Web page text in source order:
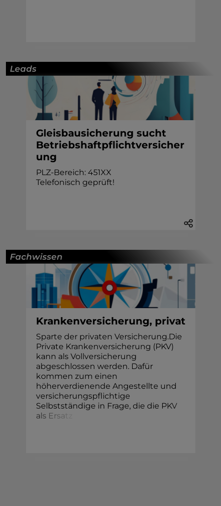
Leads
Gleisbausicherung sucht
Betriebshaftpflichtversicher
ung
PLZ-Bereich: 451XX
Telefonisch geprüft!
Fachwissen
Krankenversicherung, privat
Sparte der privaten Versicherung.Die
Private Krankenversicherung (PKV)
kann als Vollversicherung
abgeschlossen werden. Dafür
kommen zum einen
höherverdienende Angestellte und
versicherungspflichtige
Selbstständige in Frage, die die PKV
als Ersat